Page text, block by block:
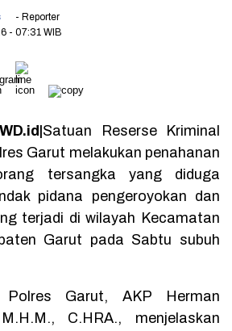
- Reporter
- 07:31 WIB
Satuan Reserse Kriminal
Garut melakukan penahanan
tersangka yang diduga
pidana pengeroyokan dan
terjadi di wilayah Kecamatan
Garut pada Sabtu subuh
Polres Garut, AKP Herman
C.HRA., menjelaskan